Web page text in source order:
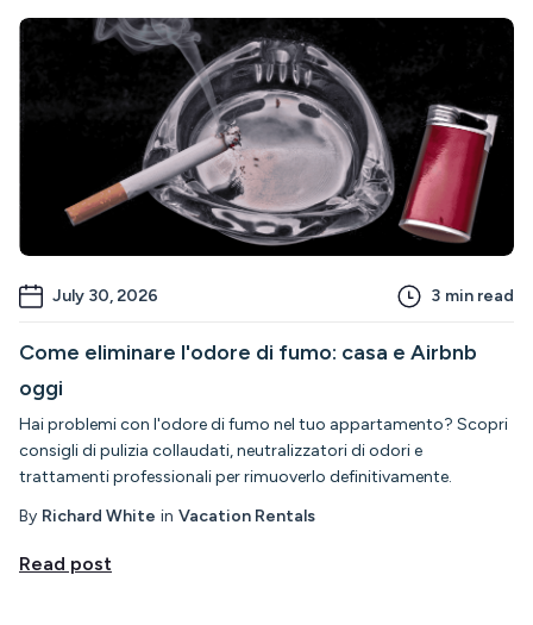
July 30, 2026 3 min read
Come eliminare l'odore di fumo: casa e Airbnb
oggi
Hai problemi con l'odore di fumo nel tuo appartamento? Scopri
consigli di pulizia collaudati, neutralizzatori di odori e
trattamenti professionali per rimuoverlo definitivamente.
By Richard White in Vacation Rentals
Read post